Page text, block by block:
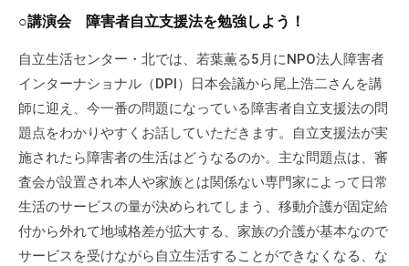
階
で
す
。
○講演会 障害者自立支援法を勉強しよう！
自立生活センター・北では、若葉薫る5月にNPO法人障害者
インターナショナル（DPI）日本会議から尾上浩二さんを講
師に迎え、今一番の問題になっている障害者自立支援法の問
題点をわかりやすくお話していただきます。自立支援法が実
施されたら障害者の生活はどうなるのか。主な問題点は、審
査会が設置され本人や家族とは関係ない専門家によって日常
生活のサービスの量が決められてしまう、移動介護が固定給
付から外れて地域格差が拡大する、家族の介護が基本なので
サービスを受けながら自立生活することができなくなる、な